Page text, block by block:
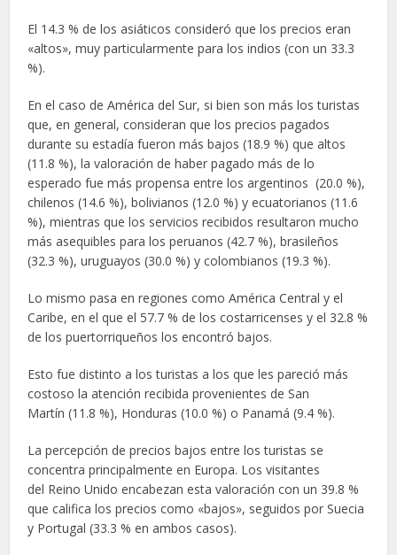
El 14.3 % de los asiáticos consideró que los precios eran
«altos», muy particularmente para los indios (con un 33.3
%).
En el caso de América del Sur, si bien son más los turistas
que, en general, consideran que los precios pagados
durante su estadía fueron más bajos (18.9 %) que altos
(11.8 %), la valoración de haber pagado más de lo
esperado fue más propensa entre los argentinos (20.0 %),
chilenos (14.6 %), bolivianos (12.0 %) y ecuatorianos (11.6
%), mientras que los servicios recibidos resultaron mucho
más asequibles para los peruanos (42.7 %), brasileños
(32.3 %), uruguayos (30.0 %) y colombianos (19.3 %).
Lo mismo pasa en regiones como América Central y el
Caribe, en el que el 57.7 % de los costarricenses y el 32.8 %
de los puertorriqueños los encontró bajos.
Esto fue distinto a los turistas a los que les pareció más
costoso la atención recibida provenientes de San
Martín (11.8 %), Honduras (10.0 %) o Panamá (9.4 %).
La percepción de precios bajos entre los turistas se
concentra principalmente en Europa. Los visitantes
del Reino Unido encabezan esta valoración con un 39.8 %
que califica los precios como «bajos», seguidos por Suecia
y Portugal (33.3 % en ambos casos).